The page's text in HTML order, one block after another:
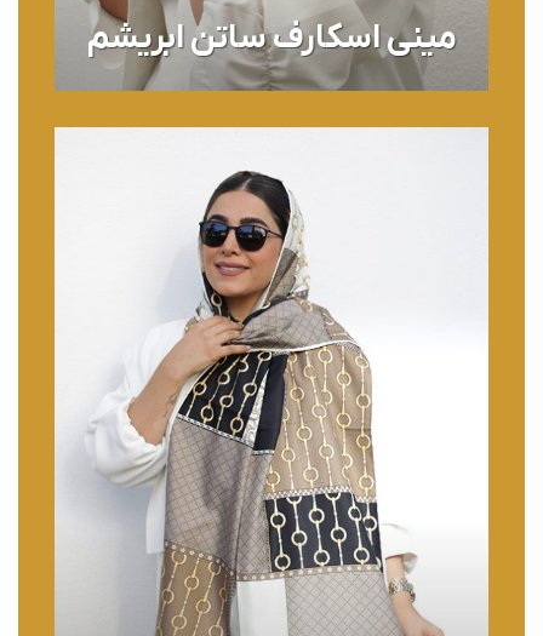
مینی اسکارفساتن ابریشم